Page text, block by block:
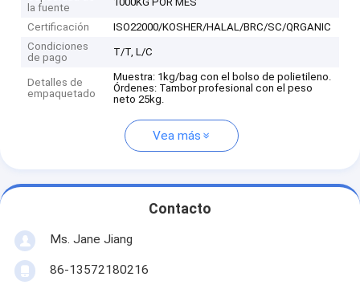
la fuente
Certificación
ISO22000/KOSHER/HALAL/BRC/SC/QRGANIC
Condiciones
de pago
T/T, L/C
Detalles de
empaquetado
Muestra: 1kg/bag con el bolso de polietileno.
Órdenes: Tambor profesional con el peso
neto 25kg.
Vea más
Contacto
Ms. Jane Jiang
86-13572180216